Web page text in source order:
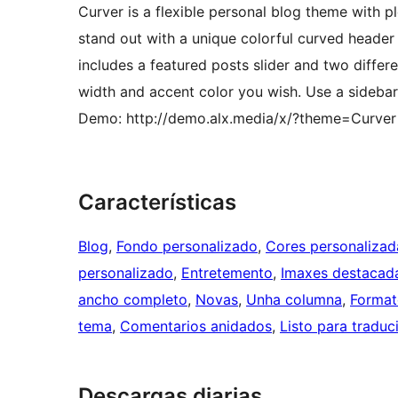
Curver is a flexible personal blog theme with
stand out with a unique colorful curved
includes a featured posts slider and two
width and accent color you wish. Use a
Demo: http://demo.alx.media/x/?theme=Curver
Características
Blog, Fondo personalizado, Cores
personalizado, Entretemento, Imaxes
ancho completo, Novas, Unha columna,
tema, Comentarios anidados, Listo para